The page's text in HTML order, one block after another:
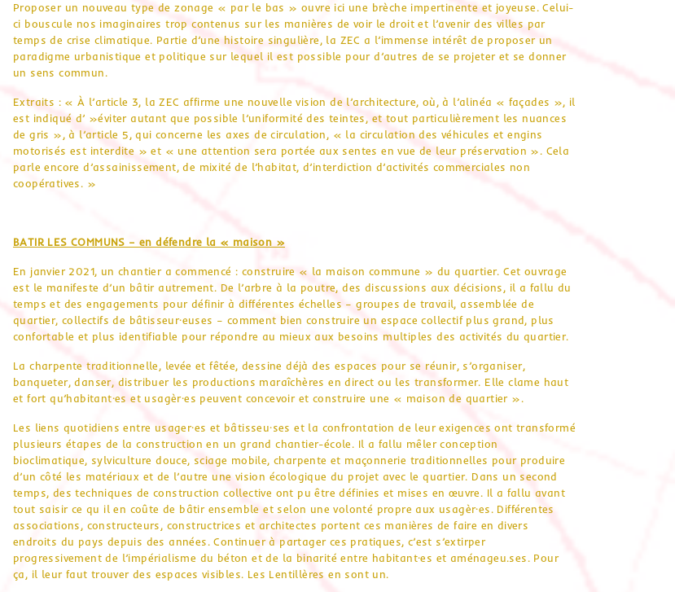
Proposer un nouveau type de zonage « par le bas » ouvre ici une brèche impertinente et joyeuse. Celui-
ci bouscule nos imaginaires trop contenus sur les manières de voir le droit et l’avenir des villes par
temps de crise climatique. Partie d’une histoire singulière, la ZEC a l’immense intérêt de proposer un
paradigme urbanistique et politique sur lequel il est possible pour d’autres de se projeter et se donner
un sens commun.
Extraits : « À l’article 3, la ZEC affirme une nouvelle vision de l’architecture, où, à l’alinéa « façades », il
est indiqué d’ »éviter autant que possible l’uniformité des teintes, et tout particulièrement les nuances
de gris », à l’article 5, qui concerne les axes de circulation, « la circulation des véhicules et engins
motorisés est interdite » et « une attention sera portée aux sentes en vue de leur préservation ». Cela
parle encore d’assainissement, de mixité de l’habitat, d’interdiction d’activités commerciales non
coopératives. »
BATIR LES COMMUNS – en défendre la « maison »
En janvier 2021, un chantier a commencé : construire « la maison commune » du quartier. Cet ouvrage
est le manifeste d’un bâtir autrement. De l’arbre à la poutre, des discussions aux décisions, il a fallu du
temps et des engagements pour définir à différentes échelles – groupes de travail, assemblée de
quartier, collectifs de bâtisseur·euses – comment bien construire un espace collectif plus grand, plus
confortable et plus identifiable pour répondre au mieux aux besoins multiples des activités du quartier.
La charpente traditionnelle, levée et fêtée, dessine déjà des espaces pour se réunir, s’organiser,
banqueter, danser, distribuer les productions maraîchères en direct ou les transformer. Elle clame haut
et fort qu’habitant·es et usagèr·es peuvent concevoir et construire une « maison de quartier ».
Les liens quotidiens entre usager·es et bâtisseu·ses et la confrontation de leur exigences ont transformé
plusieurs étapes de la construction en un grand chantier-école. Il a fallu mêler conception
bioclimatique, sylviculture douce, sciage mobile, charpente et maçonnerie traditionnelles pour produire
d’un côté les matériaux et de l’autre une vision écologique du projet avec le quartier. Dans un second
temps, des techniques de construction collective ont pu être définies et mises en œuvre. Il a fallu avant
tout saisir ce qu il en coûte de bâtir ensemble et selon une volonté propre aux usagèr·es. Différentes
associations, constructeurs, constructrices et architectes portent ces manières de faire en divers
endroits du pays depuis des années. Continuer à partager ces pratiques, c’est s’extirper
progressivement de l’impérialisme du béton et de la binarité entre habitant·es et aménageu.ses. Pour
ça, il leur faut trouver des espaces visibles. Les Lentillères en sont un.